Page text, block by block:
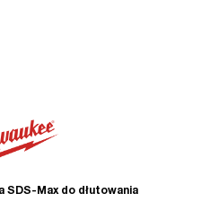
SDS-Max do dłutowania